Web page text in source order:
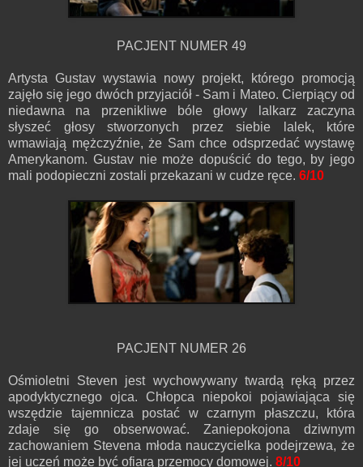
PACJENT NUMER 49
Artysta Gustav wystawia nowy projekt, którego promocją
zajęło się jego dwóch przyjaciół - Sam i Mateo. Cierpiący od
niedawna na przenikliwe bóle głowy lalkarz zaczyna
słyszeć głosy stworzonych przez siebie lalek, które
wmawiają mężczyźnie, że Sam chce odsprzedać wystawę
Amerykanom. Gustav nie może dopuścić do tego, by jego
mali podopieczni zostali przekazani w cudze ręce. 6/10
PACJENT NUMER 26
Ośmioletni Steven jest wychowywany twardą ręką przez
apodyktycznego ojca. Chłopca niepokoi pojawiająca się
wszędzie tajemnicza postać w czarnym płaszczu, która
zdaje się go obserwować. Zaniepokojona dziwnym
zachowaniem Stevena młoda nauczycielka podejrzewa, że
jej uczeń może być ofiarą przemocy domowej. 8/10